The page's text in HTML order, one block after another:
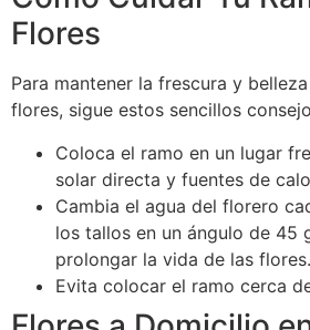
Flores
Para mantener la frescura y
flores, sigue estos sencillos
Coloca el ramo en un lugar
solar directa y fuentes de
Cambia el agua del florero
los tallos en un ángulo de 45
prolongar la vida de las flores.
Evita colocar el ramo cerca